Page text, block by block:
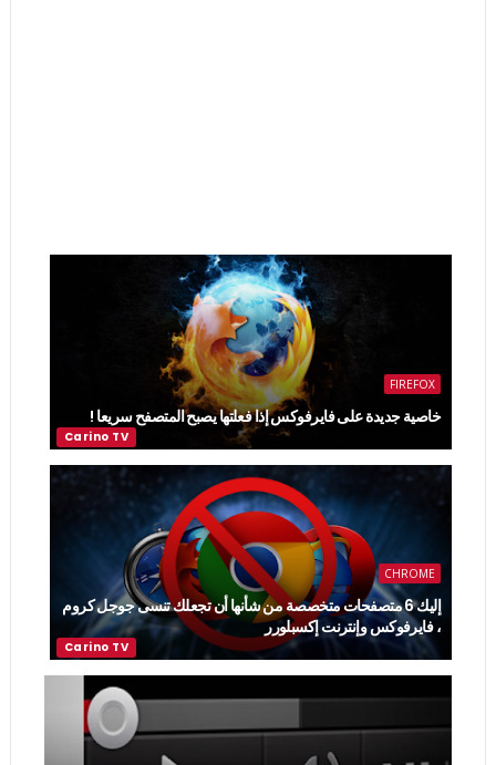
FIREFOX
خاصية جديدة على فايرفوكس إذا فعلتها يصبح المتصفح سريعا !
CHROME
إليك 6 متصفحات متخصصة من شأنها أن تجعلك تنسى جوجل كروم
، فايرفوكس وإنترنت إكسبلورر